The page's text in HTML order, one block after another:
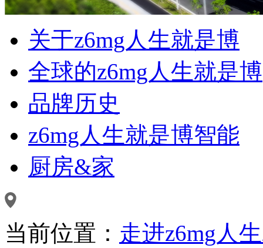
关于z6mg人生就是博
全球的z6mg人生就是博
品牌历史
z6mg人生就是博智能
厨房&家
当前位置： 走进z6mg人